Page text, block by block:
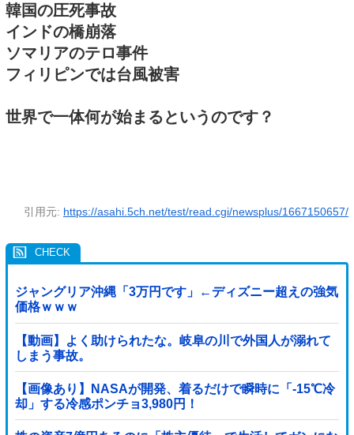
韓国の圧死事故
インドの橋崩落
ソマリアのテロ事件
フィリピンでは台風被害
世界で一体何が始まるというのです？
引用元: https://asahi.5ch.net/test/read.cgi/newsplus/1667150657/
ジャングリア沖縄「3万円です」←ディズニー超えの強気
価格ｗｗｗ
【動画】よく助けられたな。岐阜の川で外国人が溺れて
しまう事故。
【画像あり】NASAが開発、着るだけで瞬時に「-15℃冷
却」する冷感ポンチョ3,980円！